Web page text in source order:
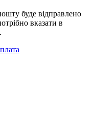
буде відправлено
вказати в